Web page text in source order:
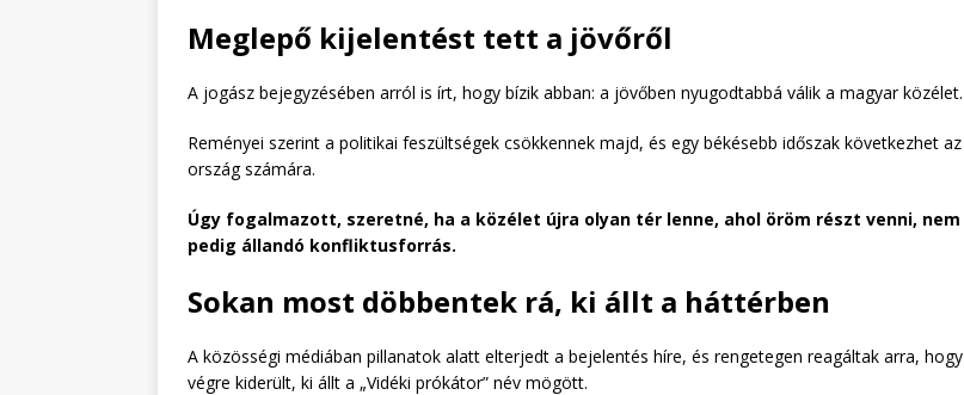
Meglepő kijelentést tett a jövőről
A jogász bejegyzésében arról is írt, hogy bízik abban: a jövőben nyugodtabbá válik a magyar közélet.
Reményei szerint a politikai feszültségek csökkennek majd, és egy békésebb időszak következhet az
ország számára.
Úgy fogalmazott, szeretné, ha a közélet újra olyan tér lenne, ahol öröm részt venni, nem
pedig állandó konfliktusforrás.
Sokan most döbbentek rá, ki állt a háttérben
A közösségi médiában pillanatok alatt elterjedt a bejelentés híre, és rengetegen reagáltak arra, hogy
végre kiderült, ki állt a „Vidéki prókátor” név mögött.